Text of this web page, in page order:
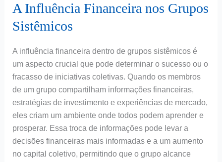
A Influência Financeira nos Grupos
Sistêmicos
A influência financeira dentro de grupos sistêmicos é
um aspecto crucial que pode determinar o sucesso ou o
fracasso de iniciativas coletivas. Quando os membros
de um grupo compartilham informações financeiras,
estratégias de investimento e experiências de mercado,
eles criam um ambiente onde todos podem aprender e
prosperar. Essa troca de informações pode levar a
decisões financeiras mais informadas e a um aumento
no capital coletivo, permitindo que o grupo alcance